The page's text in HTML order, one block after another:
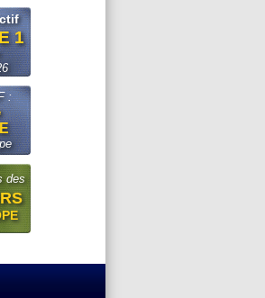
1
:
des